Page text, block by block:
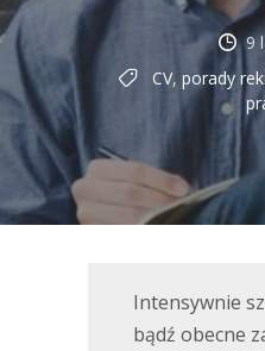
9
CV, porady
Intensywnie
bądź obecne